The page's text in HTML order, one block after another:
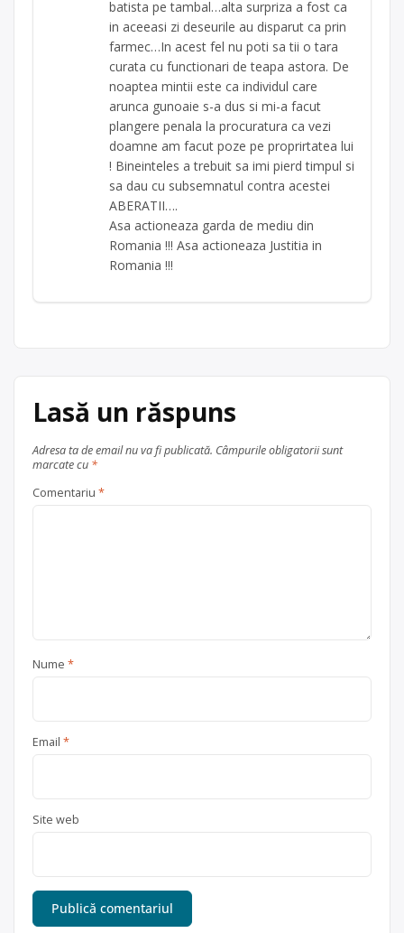
batista pe tambal…alta surpriza a fost ca
in aceeasi zi deseurile au disparut ca prin
farmec…In acest fel nu poti sa tii o tara
curata cu functionari de teapa astora. De
noaptea mintii este ca individul care
arunca gunoaie s-a dus si mi-a facut
plangere penala la procuratura ca vezi
doamne am facut poze pe proprirtatea lui
! Bineinteles a trebuit sa imi pierd timpul si
sa dau cu subsemnatul contra acestei
ABERATII….
Asa actioneaza garda de mediu din
Romania !!! Asa actioneaza Justitia in
Romania !!!
Lasă un răspuns
Adresa ta de email nu va fi publicată. Câmpurile obligatorii sunt
marcate cu *
Comentariu *
Nume *
Email *
Site web